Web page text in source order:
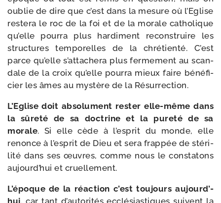
oublie de dire que c’est dans la mesure où l’Eglise
res­te­ra le roc de la foi et de la morale catho­lique
qu’elle pour­ra plus har­di­ment recons­truire les
struc­tures tem­po­relles de la chré­tien­té. C’est
parce qu’elle s’at­ta­che­ra plus fer­me­ment au scan­
dale de la croix qu’elle pour­ra mieux faire béné­fi­
cier les âmes au mys­tère de la Résurrection.
L’Eglise doit abso­lu­ment res­ter elle-​même dans
la sûre­té de sa doc­trine et la pure­té de sa
morale. Si elle cède à l’es­prit du monde, elle
renonce à l’es­prit de Dieu et sera frap­pée de sté­ri­
li­té dans ses œuvres, comme nous le consta­tons
aujourd’­hui et cruellement.
L’époque de la réac­tion c’est tou­jours aujourd’­
hui, car tant d’au­to­ri­tés ecclé­sias­tiques suivent la